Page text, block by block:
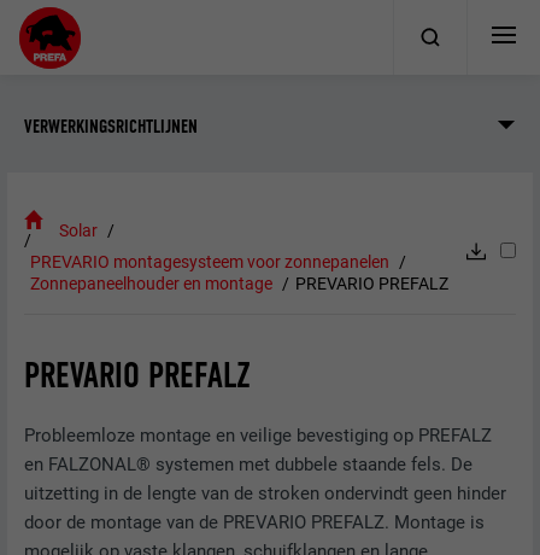
VERWERKINGSRICHTLIJNEN
Solar
PREVARIO montagesysteem voor zonnepanelen
Zonnepaneelhouder en montage
PREVARIO PREFALZ
PREVARIO PREFALZ
Probleemloze montage en veilige bevestiging op PREFALZ
en FALZONAL® systemen met dubbele staande fels. De
uitzetting in de lengte van de stroken ondervindt geen hinder
door de montage van de PREVARIO PREFALZ. Montage is